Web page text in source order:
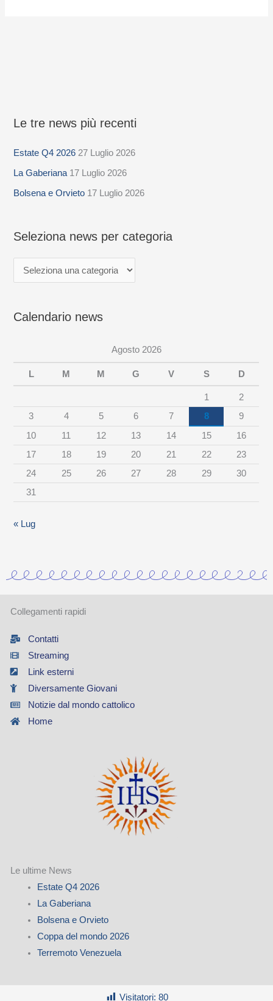
Le tre news più recenti
Estate Q4 2026 27 Luglio 2026
La Gaberiana 17 Luglio 2026
Bolsena e Orvieto 17 Luglio 2026
Seleziona news per categoria
S
l
e
z
n
w
r
c
i
Calendario news
Agosto 2026
L M M G V S D
1
2
3
4 5 6 7 8
9
10
11 12 13 14 15
16
17
18 19 20 21 22
23
24
25 26 27 28 29
30
31
« Lug
Collegamenti rapidi
Contatti
Streaming
Link esterni
Diversamente Giovani
Notizie dal mondo cattolico
Home
Le ultime News
Estate Q4 2026
La Gaberiana
Bolsena e Orvieto
Coppa del mondo 2026
Terremoto Venezuela
Visitatori: 80